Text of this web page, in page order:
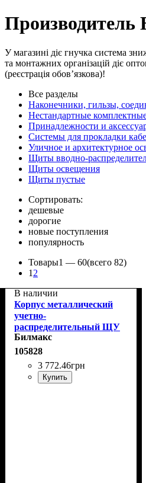
Производитель
У магазині діє гнучка система
та монтажних організацій діє
(реєстрація обов’язкова)!
Все разделы
Наконечники, гильзы,
Нестандартные
Принадлежности и
Системы для прокладки
Уличное и архитектурное
Щиты вводно-
Щиты освещения
Щиты пустые
Сортировать:
дешевые
дорогие
новые поступления
популярность
Товары1 — 60(всего 82)
1 2
В наличии
Корпус металлический
учетно-
распределительный ЩУ
3/1-1 У1 IP66 Билмакс
Б00060074
Билмакс
105828
3 772.46грн
Купить